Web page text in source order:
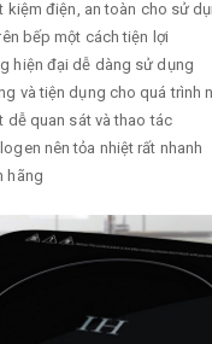
kiệm điện, an toàn cho sử
bếp một cách tiện lợi
hiện đại dễ dàng sử dụng
và tiện dụng cho quá trình
dễ quan sát và thao tác
nên tỏa nhiệt rất nhanh
hãng